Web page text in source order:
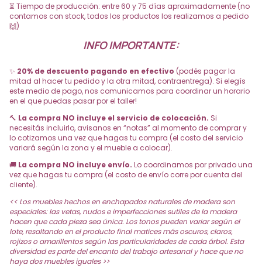
⏳ Tiempo de producción: entre 60 y 75 días aproximadamente (no
contamos con stock, todos los productos los realizamos a pedido
🙌)
INFO IMPORTANTE:
✨ 20% de descuento pagando en efectivo (podés pagar la
mitad al hacer tu pedido y la otra mitad, contraentrega). Si elegís
este medio de pago, nos comunicamos para coordinar un horario
en el que puedas pasar por el taller!
🔨 La compra NO incluye el servicio de colocación. Si
necesitás incluirlo, avisanos en “notas” al momento de comprar y
lo cotizamos una vez que hagas tu compra (el costo del servicio
variará según la zona y el mueble a colocar).
🚚 La compra NO incluye envío. Lo coordinamos por privado una
vez que hagas tu compra (el costo de envío corre por cuenta del
cliente).
<< Los muebles hechos en enchapados naturales de madera son
especiales: las vetas, nudos e imperfecciones sutiles de la madera
hacen que cada pieza sea única. Los tonos pueden variar según el
lote, resaltando en el producto final matices más oscuros, claros,
rojizos o amarillentos según las particularidades de cada árbol. Esta
diversidad es parte del encanto del trabajo artesanal y hace que no
haya dos muebles iguales >>